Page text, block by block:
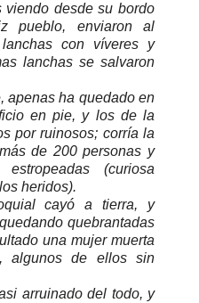
desde su bordo
pueblo, enviaron al
con víveres y
lanchas se salvaron
apenas ha quedado en
en pie, y los de la
por ruinosos; corría la
de 200 personas y
(curiosa
heridos).
cayó a tierra, y
quebrantadas
una mujer muerta
algunos de ellos sin
arruinado del todo, y